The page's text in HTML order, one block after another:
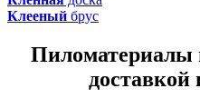
Клееный брус
Пиломатериалы